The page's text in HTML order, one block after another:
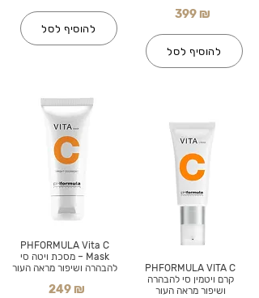
להוסיף לסל
PHFORMULA Vita C
Mask – מסכת ויטה סי
להבהרה ושיפור מראה העור
249 ₪
399 ₪
להוסיף לסל
PHFORMULA VITA C
קרם ויטמין סי להבהרה
ושיפור מראה העור